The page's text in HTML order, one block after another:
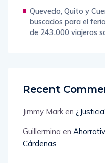
Quevedo, Quito y
buscados para el
de 243.000 viajeros
Recent
Jimmy Mark en
Guillermina en
Cárdenas